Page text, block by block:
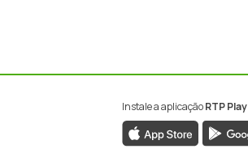
Instale a aplicaçãoRTP Play